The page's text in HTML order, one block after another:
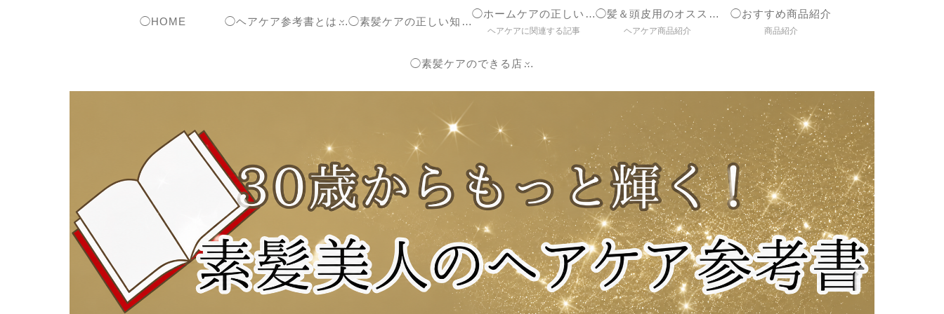
◯HOME ◯ヘアケア参考書とは？ ◯素髪ケアの正しい知識【ブログ】
◯ホームケアの正しいやり方
ヘアケアに関連する記事
◯髪＆頭皮用のオススメ商品紹介
ヘアケア商品紹介
◯おすすめ商品紹介
商品紹介
◯素髪ケアのできる店紹介